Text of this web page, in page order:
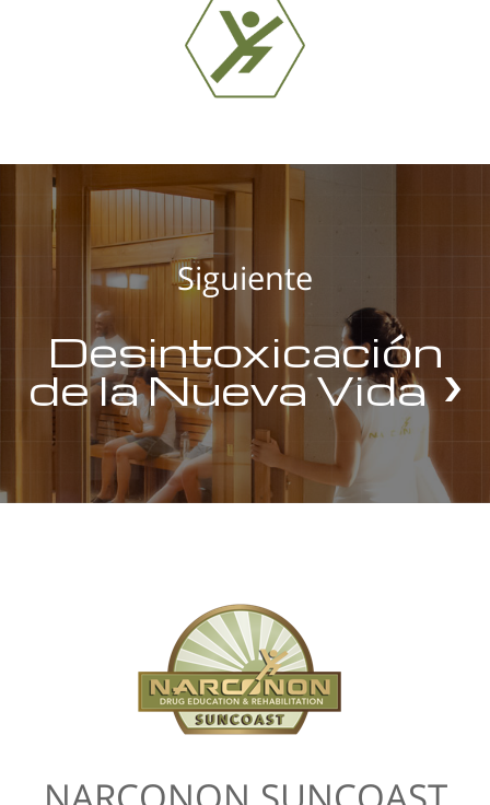
Siguiente
Desintoxicación
de la Nueva Vida